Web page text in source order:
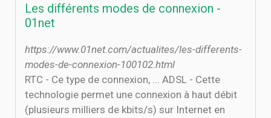
Les différents modes de connexion -
01net
https://www.01net.com/actualites/les-differents-
modes-de-connexion-100102.html
RTC - Ce type de connexion, ... ADSL - Cette
technologie permet une connexion à haut débit
(plusieurs milliers de kbits/s) sur Internet en